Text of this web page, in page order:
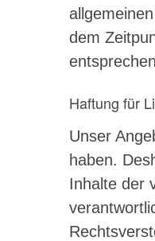
dem
Haftung für
Unser
haben.
Inhalte der